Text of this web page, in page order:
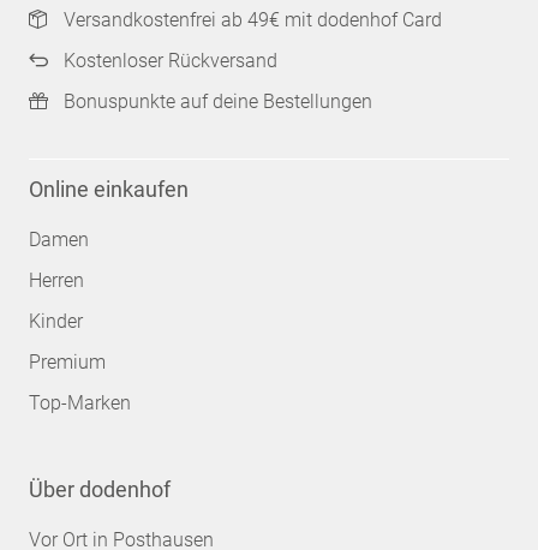
Versandkostenfrei ab 49€ mit dodenhof Card
Kostenloser Rückversand
Bonuspunkte auf deine Bestellungen
Online einkaufen
Damen
Herren
Kinder
Premium
Top-Marken
Über dodenhof
Vor Ort in Posthausen